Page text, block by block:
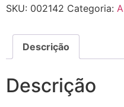
SKU: 002142 Categoria:
Descrição
Descrição